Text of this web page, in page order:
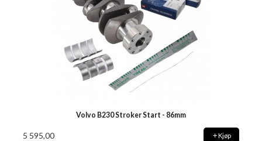
Volvo B230 Stroker Start - 86mm
5 595,00 Kjøp